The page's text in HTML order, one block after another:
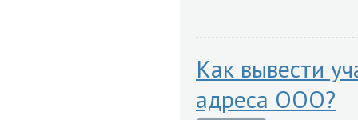
Как вывести
адреса ООО?